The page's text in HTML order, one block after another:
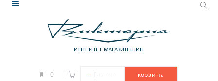
ИНТЕРНЕТ МАГАЗИН ШИН
0 — | ——— корзина